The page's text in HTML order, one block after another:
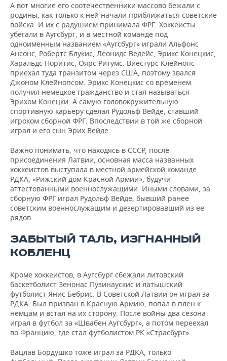
А вот многие его соотечественники массово бежали с
родины, как только к ней начали приближаться советские
войска. И их с радушием принимала ФРГ. Хоккеисты
убегали в Аугсбург, и в местной команде под
одноименным названием «Аугсбург» играли Альфонс
Ансонс, Робертс Блукис, Леонидс Ведейс, Эрикс Конецкис,
Харальдс Норитис, Оярс Ритумс. Виестурс Клейнопс
приехал туда транзитом через США, поэтому звался
Джоном Клейнопсом. Эрикс Конецкис со временем
получил немецкое гражданство и стал называться
Эрихом Конецки. А самую головокружительную
спортивную карьеру сделал Рудольф Вейде, ставший
игроком сборной ФРГ. Впоследствии в той же сборной
играл и его сын Эрих Вейде.
Важно понимать, что находясь в СССР, после
присоединения Латвии, основная масса названных
хоккеистов выступала в местной армейской команде
РДКА, «Рижский дом Красной Армии», будучи
аттестованными военнослужащими. Иными словами, за
сборную ФРГ играл Рудольф Вейде, бывший ранее
советским военнослужащим и дезертировавший из ее
рядов.
ЗАБЫТЫЙ ТАЛЬ, ИЗГНАННЫЙ
КОБЛЕНЦ
Кроме хоккеистов, в Аугсбург сбежали литовский
баскетболист Зенонас Пузинаускис и латышский
футболист Янис Бебрис. В Советской Латвии он играл за
РДКА. Был призван в Красную Армию, попал в плен к
немцам и встал на их сторону. После войны два сезона
играл в футбол за «Швабен Аугсбург», а потом переехал
во Францию, где стал футболистом РК «Страсбург».
Вацлав Бордушко тоже играл за РДКА, только